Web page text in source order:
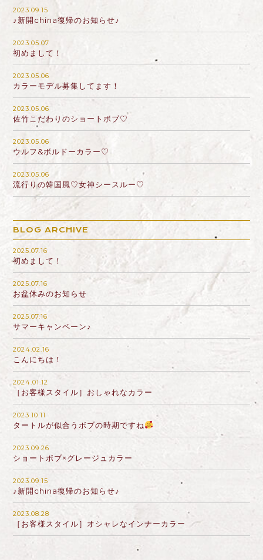
2023.09.15
♪新開china復帰のお知らせ♪
2023.05.07
初めまして！
2023.05.06
カラーモデル募集してます！
2023.05.06
佐竹こだわりのショートボブ♡
2023.05.06
ウルフ&ボルドーカラー♡
2023.05.06
流行りの韓国風♡女神シースルー♡
BLOG ARCHIVE
2025.07.16
初めまして！
2025.07.16
お盆休みのお知らせ
2025.07.16
サマーキャンペーン♪
2024.02.16
こんにちは！
2024.01.12
［お客様スタイル］おしゃれなカラー
2023.10.11
タートルが似合うボブの時期ですね
2023.09.26
ショートボブ×グレージュカラー
2023.09.15
♪新開china復帰のお知らせ♪
2023.08.28
［お客様スタイル］オシャレなインナーカラー